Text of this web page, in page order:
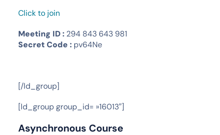
Click to join
Meeting ID :294 843 643 981
Secret Code :pv64Ne
[/ld_group]
[ld_group group_id= »16013″]
Asynchronous Course